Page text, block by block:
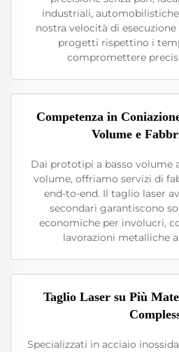
industriali,
nostra velocità di
progetti rispettino i
compromettere
Competenza in
Volume e
Dai prototipi a basso volume
volume, offriamo servizi di
end-to-end. Il taglio laser
secondari garantiscono
economiche per involucri,
lavorazioni metalliche
Taglio Laser su Più
Specializzati in acciaio